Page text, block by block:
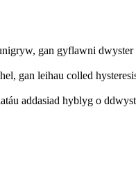
gan gyflawni dwyster
gan leihau colled
addasiad hyblyg o